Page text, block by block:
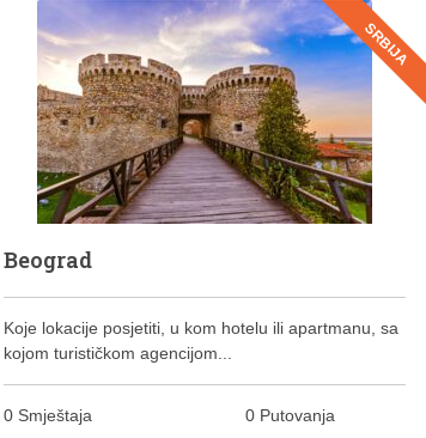
SRBIJA
Beograd
Koje lokacije posjetiti, u kom hotelu ili apartmanu, sa
kojom turističkom agencijom...
0 Smještaja 0 Putovanja